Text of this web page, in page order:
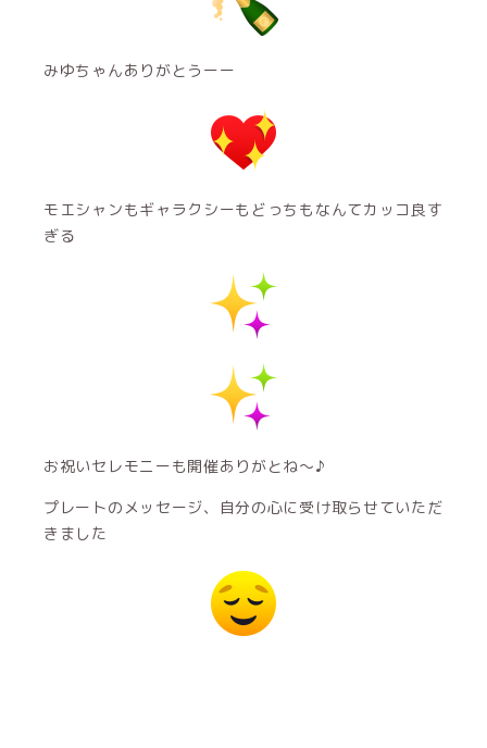
みゆちゃんありがとうーー
モエシャンもギャラクシーもどっちもなんてカッコ良す
ぎる
お祝いセレモニーも開催ありがとね〜♪
プレートのメッセージ、自分の心に受け取らせていただ
きました